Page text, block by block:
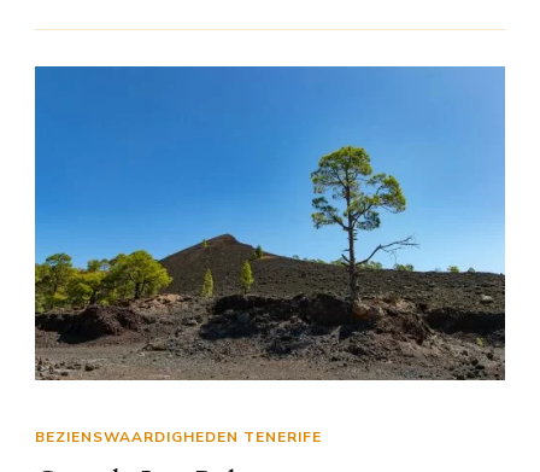
BEZIENSWAARDIGHEDEN TENERIFE